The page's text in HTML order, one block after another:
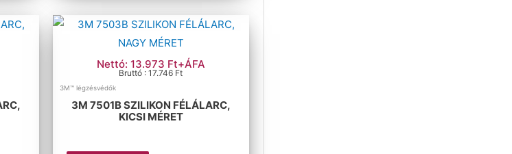
Nettó: 13.973 Ft+ÁFA
Bruttó : 17.746 Ft
3M™ légzésvédők
3M 7501B SZILIKON FÉLÁLARC,
KICSI MÉRET